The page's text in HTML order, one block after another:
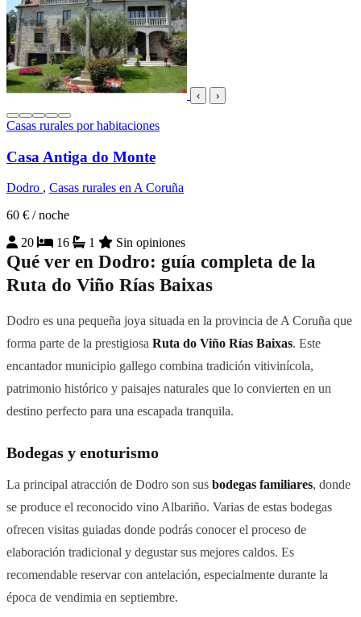
‹ ›
Casas rurales por habitaciones
Casa Antiga do Monte
Dodro , Casas rurales en A Coruña
60 € / noche
20
16 1 Sin opiniones
Qué ver en Dodro: guía completa de la
Ruta do Viño Rías Baixas
Dodro es una pequeña joya situada en la provincia de A Coruña que
forma parte de la prestigiosa Ruta do Viño Rías Baixas. Este
encantador municipio gallego combina tradición vitivinícola,
patrimonio histórico y paisajes naturales que lo convierten en un
destino perfecto para una escapada tranquila.
Bodegas y enoturismo
La principal atracción de Dodro son sus bodegas familiares, donde
se produce el reconocido vino Albariño. Varias de estas bodegas
ofrecen visitas guiadas donde podrás conocer el proceso de
elaboración tradicional y degustar sus mejores caldos. Es
recomendable reservar con antelación, especialmente durante la
época de vendimia en septiembre.